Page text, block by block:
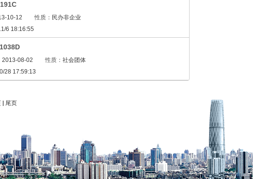
10-12 性质： 民办非企业
6 18:16:55
2013-08-02 性质： 社会团体
28 17:59:13
尾页